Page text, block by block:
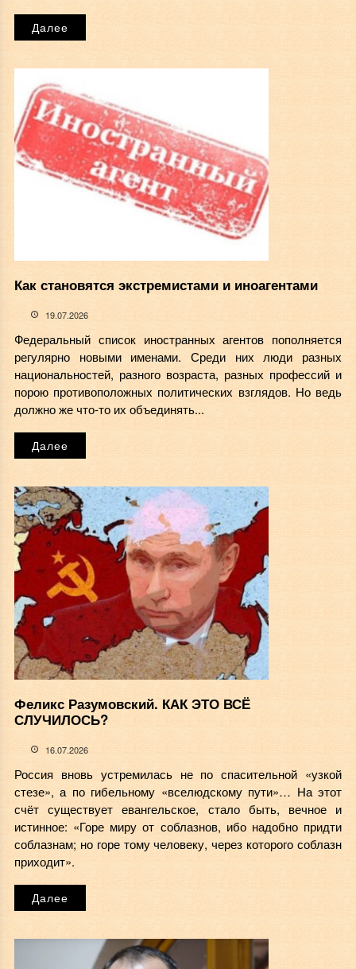
Далее
Как становятся экстремистами и иноагентами
19.07.2026
Федеральный список иностранных агентов пополняется
регулярно новыми именами. Среди них люди разных
национальностей, разного возраста, разных профессий и
порою противоположных политических взглядов. Но ведь
должно же что-то их объединять...
Далее
Феликс Разумовский. КАК ЭТО ВСЁ
СЛУЧИЛОСЬ?
16.07.2026
Россия вновь устремилась не по спасительной «узкой
стезе», а по гибельному «вселюдскому пути»… На этот
счёт существует евангельское, стало быть, вечное и
истинное: «Горе миру от соблазнов, ибо надобно придти
соблазнам; но горе тому человеку, через которого соблазн
приходит».
Далее